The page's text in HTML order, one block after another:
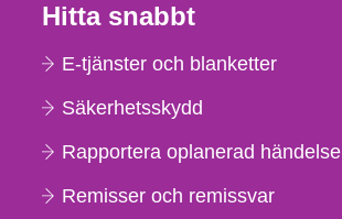
Hitta snabbt
E-tjänster och blanketter
Säkerhetsskydd
Rapportera oplanerad händelse
Remisser och remissvar